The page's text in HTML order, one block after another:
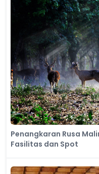
Penangkaran Rusa
Fasilitas dan Spot